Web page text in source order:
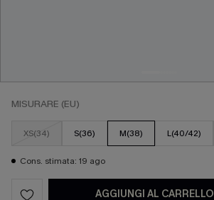
MISURARE (EU)
XS(34) S(36) M(38) L(40/42)
Cons. stimata: 19 ago
AGGIUNGI AL CARRELLO